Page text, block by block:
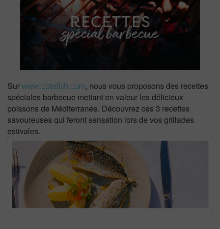
Surwww.cotefish.com, nous vous proposons des recettes
spéciales barbecue mettant en valeur les délicieux
poissons de Méditerranée. Découvrez ces 3 recettes
savoureuses qui feront sensation lors de vos grillades
estivales.